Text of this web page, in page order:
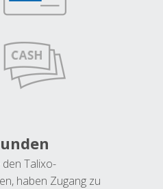
Talixo-
haben Zugang zu